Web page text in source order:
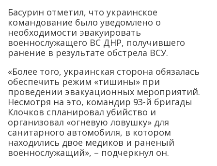
Басурин отметил, что украинское
командование было уведомлено о
необходимости эвакуировать
военнослужащего ВС ДНР, получившего
ранение в результате обстрела ВСУ.
«Более того, украинская сторона обязалась
обеспечить режим «тишины» при
проведении эвакуационных мероприятий.
Несмотря на это, командир 93-й бригады
Клочков спланировал убийство и
организовал «огневую ловушку» для
санитарного автомобиля, в котором
находились двое медиков и раненый
военнослужащий», – подчеркнул он.